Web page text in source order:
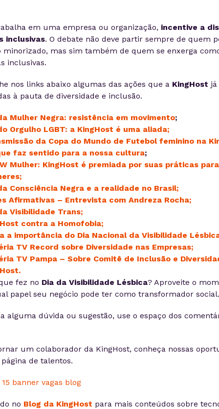
em uma empresa ou organização, incentive a
inclusivas. O debate não deve partir sempre de quem
mas sim também de quem se enxerga
inclusivas.
nos links abaixo algumas das ações que a KingHost
à pauta de diversidade e inclusão.
Mulher Negra: resistência em movimento;
Orgulho LGBT: a KingHost é uma aliada;
da Copa do Mundo de Futebol feminino na
faz sentido para a nossa cultura;
Mulher: KingHost é premiada por suas práticas para
Consciência Negra e a realidade no Brasil;
Afirmativas – Entrevista com Andreza Rocha;
Visibilidade Trans;
contra a Homofobia;
a importância do Dia Nacional da Visibilidade
TV Record sobre Diversidade nas Empresas;
TV Pampa – Sobre Comitê de Inclusão e
fez no Dia da Visibilidade Lésbica? Aproveite o
papel seu negócio pode ter como transformador social.
alguma dúvida ou sugestão, use o espaço dos
um colaborador da KingHost, conheça nossas
de talentos.
no Blog da KingHost para mais conteúdos sobre